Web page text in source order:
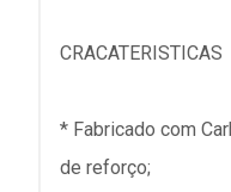
CRACATERISTICAS
* Fabricado com
de reforço;